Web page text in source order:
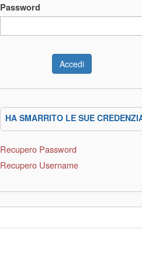
Password
HA SMARRITO LE SUE
Recupero Password
Recupero Username